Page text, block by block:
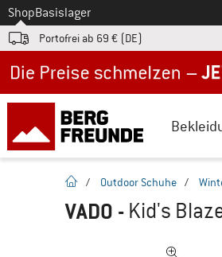
Zum
ShopBasislager
Portofrei ab 69 € (DE)
Startseite
/ Outdoor Schuhe /
VADO - Kid's